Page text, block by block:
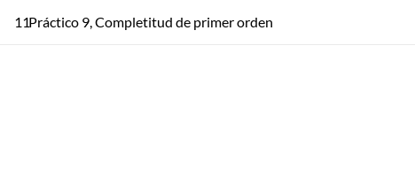
11Práctico 9, Completitud de primer orden